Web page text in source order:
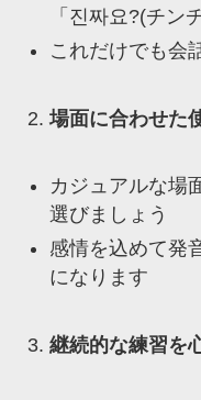
「진짜요?(チン
これだけでも会
場面に合わせた
カジュアルな場
選びましょう
感情を込めて発
になります
継続的な練習を